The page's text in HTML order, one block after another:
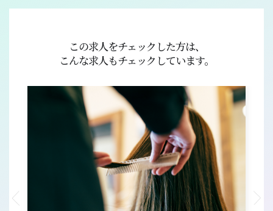
この求人をチェックした方は、
こんな求人もチェックしています。